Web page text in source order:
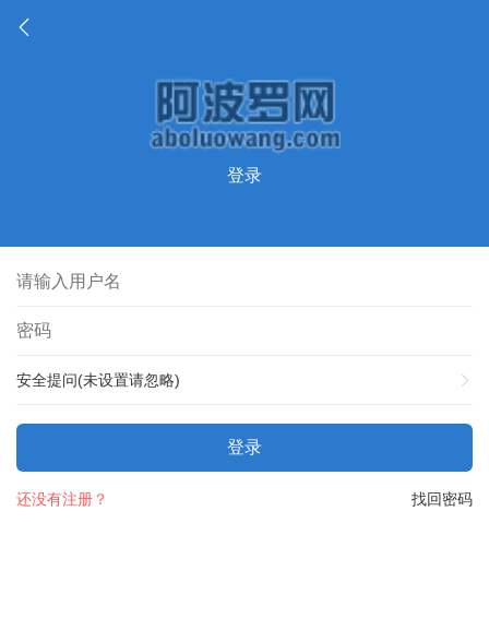
登录
安全提问(未设置请忽略)
登录
找回密码
还没有注册？